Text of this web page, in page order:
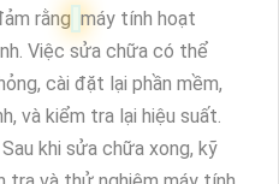
rằng máy tính hoạt
Việc sửa chữa có thể
cài đặt lại phần mềm,
và kiểm tra lại hiệu suất.
Sau khi sửa chữa xong, kỹ